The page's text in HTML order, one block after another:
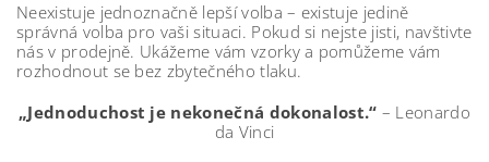
Neexistuje jednoznačně lepší volba – existuje jedině
správná volba pro vaši situaci. Pokud si nejste jisti, navštivte
nás v prodejně. Ukážeme vám vzorky a pomůžeme vám
rozhodnout se bez zbytečného tlaku.
„Jednoduchost je nekonečná dokonalost.“ – Leonardo
da Vinci